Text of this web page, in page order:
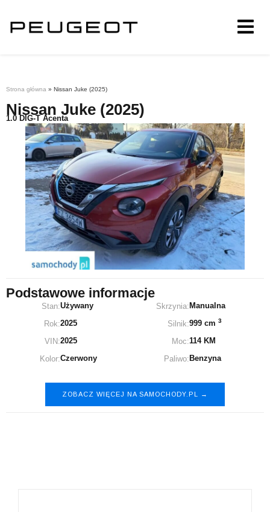
Strona główna » Nissan Juke (2025)
Nissan Juke (2025)
1.0 DIG-T Acenta
Podstawowe informacje
Stan:
Rok:
VIN:
Kolor:
Używany
2025
2025
Czerwony
Skrzynia:
Silnik:
Moc:
Paliwo:
Manualna
999 cm3
114 KM
Benzyna
ZOBACZ WIĘCEJ NA SAMOCHODY.PL →